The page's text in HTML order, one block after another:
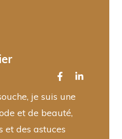
je suis une
et de beauté,
et des astuces